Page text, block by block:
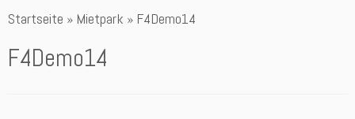
Inhalt
Startseite » Mietpark » F4Demo14
F4Demo14